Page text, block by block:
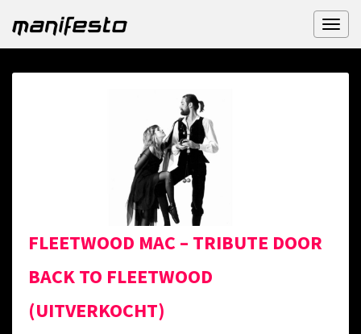
FLEETWOOD MAC – TRIBUTE DOOR
BACK TO FLEETWOOD
(UITVERKOCHT)